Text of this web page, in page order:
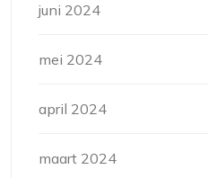
juni 2024
mei 2024
april 2024
maart 2024